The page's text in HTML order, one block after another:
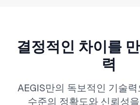
결정적인 차이를
력
AEGIS만의 독보적인 기술
수준의 정확도와 신뢰성